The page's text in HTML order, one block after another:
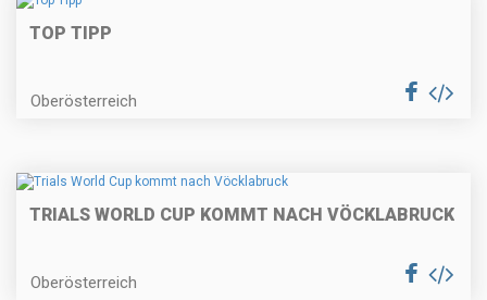
TOP TIPP
Oberösterreich
TRIALS WORLD CUP KOMMT NACH VÖCKLABRUCK
Oberösterreich